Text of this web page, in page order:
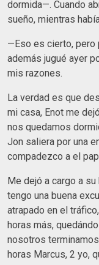
dormida—. Cuando
sueño, mientras
—Eso es cierto, pero
además jugué ayer
mis razones.
La verdad es que
mi casa, Enot me
nos quedamos
Jon saliera por una
compadezco a el
Me dejó a cargo a
tengo una buena
atrapado en el
horas más,
nosotros
horas Marcus, 2 yo,